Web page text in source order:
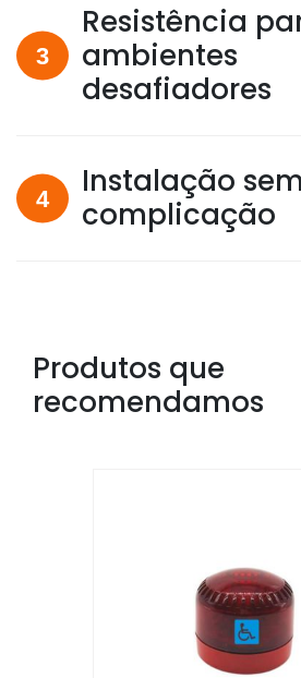
Resistência
ambientes
desafiadores
Instalação sem
complicação
Produtos que
recomendamos